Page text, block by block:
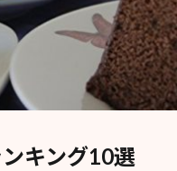
キング10選